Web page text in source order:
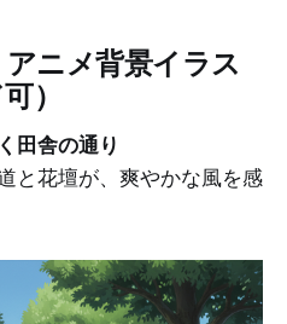
ニメ背景イラス
）
田舎の通り
と花壇が、爽やかな風を感